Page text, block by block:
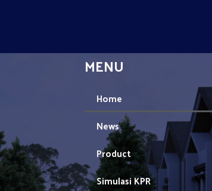
MENU
Home
News
Product
Simulasi KPR